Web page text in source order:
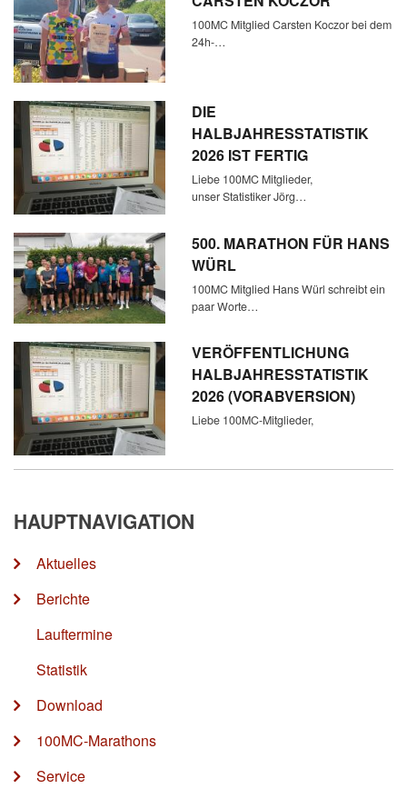
100MC Mitglied Carsten Koczor bei dem
24h-…
DIE
HALBJAHRESSTATISTIK
2026 IST FERTIG
Liebe 100MC Mitglieder,
unser Statistiker Jörg…
500. MARATHON FÜR HANS
WÜRL
100MC Mitglied Hans Würl schreibt ein
paar Worte…
VERÖFFENTLICHUNG
HALBJAHRESSTATISTIK
2026 (VORABVERSION)
Liebe 100MC-Mitglieder,
HAUPTNAVIGATION
Aktuelles
Berichte
Lauftermine
Statistik
Download
100MC-Marathons
Service